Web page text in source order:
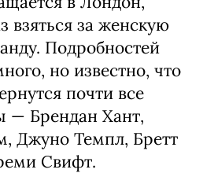
взяться за женскую
Подробностей
но известно, что
почти все
— Брендан Хант,
Джуно Темпл, Бретт
Свифт.